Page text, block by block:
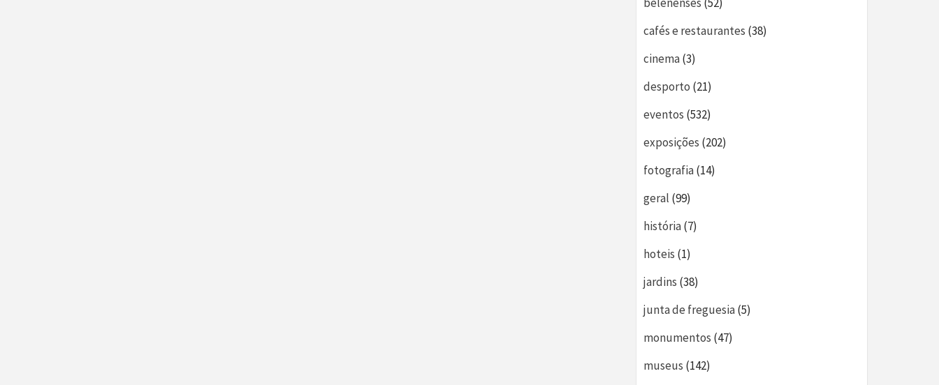
cafés e restaurantes (38)
cinema(3)
desporto (21)
eventos (532)
exposições (202)
fotografia(14)
geral (99)
história(7)
hoteis (1)
jardins (38)
junta de freguesia(5)
monumentos (47)
museus (142)